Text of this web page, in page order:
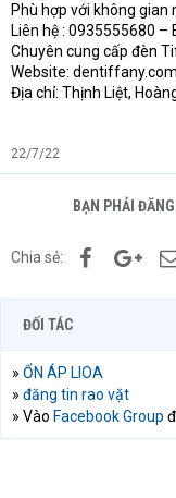
Phù hợp với không gian
Liên hệ : 0935555680 –
Chuyên cung cấp đèn
Website: dentiffany.com
Địa chỉ: Thịnh Liệt,
22/7/22
BẠN PHẢI
Chia sẻ: Facebook
ĐỐI TÁC
» ỔN ÁP LIOA
» đăng tin rao vặt
» Vào Facebook Group